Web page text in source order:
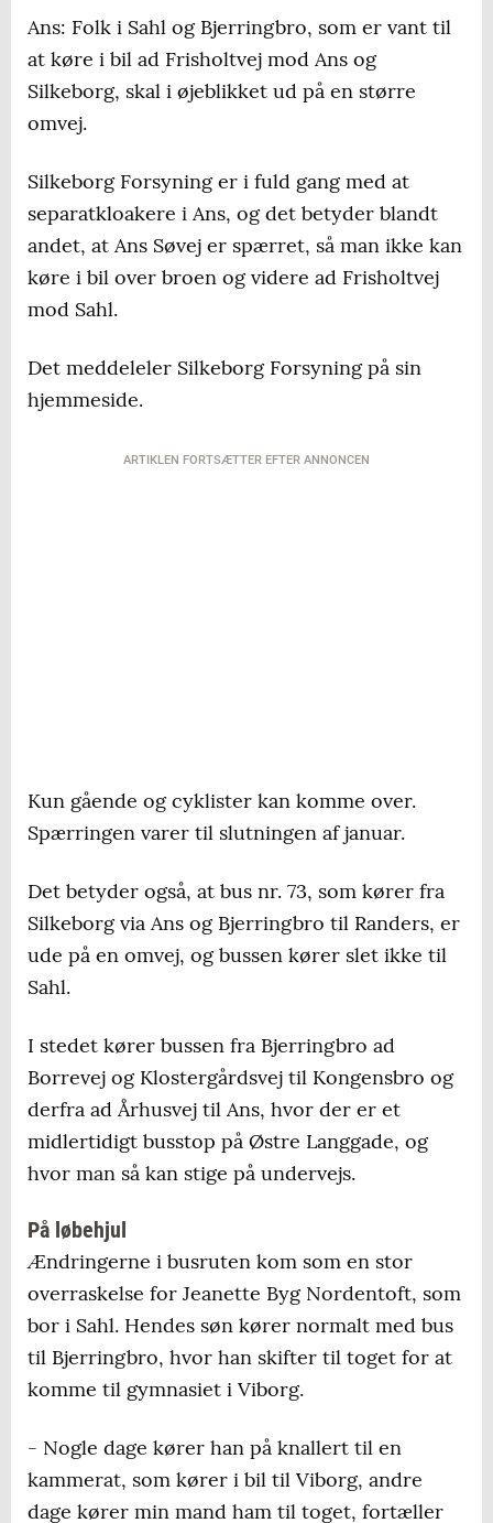
Ans: Folk i Sahl og Bjerringbro, som er vant til
at køre i bil ad Frisholtvej mod Ans og
Silkeborg, skal i øjeblikket ud på en større
omvej.
Silkeborg Forsyning er i fuld gang med at
separatkloakere i Ans, og det betyder blandt
andet, at Ans Søvej er spærret, så man ikke kan
køre i bil over broen og videre ad Frisholtvej
mod Sahl.
Det meddeleler Silkeborg Forsyning på sin
hjemmeside.
ARTIKLEN FORTSÆTTER EFTER ANNONCEN
Kun gående og cyklister kan komme over.
Spærringen varer til slutningen af januar.
Det betyder også, at bus nr. 73, som kører fra
Silkeborg via Ans og Bjerringbro til Randers, er
ude på en omvej, og bussen kører slet ikke til
Sahl.
I stedet kører bussen fra Bjerringbro ad
Borrevej og Klostergårdsvej til Kongensbro og
derfra ad Århusvej til Ans, hvor der er et
midlertidigt busstop på Østre Langgade, og
hvor man så kan stige på undervejs.
På løbehjul
Ændringerne i busruten kom som en stor
overraskelse for Jeanette Byg Nordentoft, som
bor i Sahl. Hendes søn kører normalt med bus
til Bjerringbro, hvor han skifter til toget for at
komme til gymnasiet i Viborg.
- Nogle dage kører han på knallert til en
kammerat, som kører i bil til Viborg, andre
dage kører min mand ham til toget, fortæller